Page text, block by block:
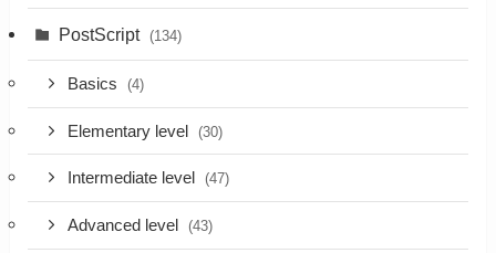
PostScript (134)
Basics (4)
Elementary level (30)
Intermediate level (47)
Advanced level (43)